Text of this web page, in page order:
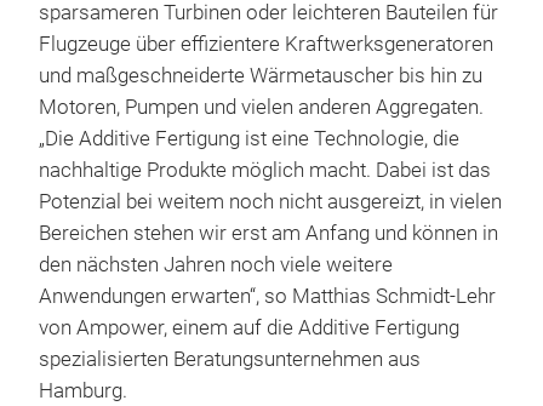
sparsameren Turbinen oder leichteren Bauteilen für
Flugzeuge über effizientere Kraftwerksgeneratoren
und maßgeschneiderte Wärmetauscher bis hin zu
Motoren, Pumpen und vielen anderen Aggregaten.
„Die Additive Fertigung ist eine Technologie, die
nachhaltige Produkte möglich macht. Dabei ist das
Potenzial bei weitem noch nicht ausgereizt, in vielen
Bereichen stehen wir erst am Anfang und können in
den nächsten Jahren noch viele weitere
Anwendungen erwarten“, so Matthias Schmidt-Lehr
von Ampower, einem auf die Additive Fertigung
spezialisierten Beratungsunternehmen aus
Hamburg.